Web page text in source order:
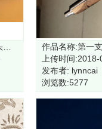
上传时间
发布者: lynncai
浏览数:5277